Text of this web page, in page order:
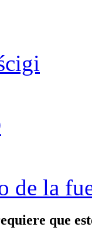
de la
que